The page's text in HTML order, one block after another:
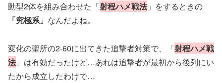
動型2体を組み合わせた「射程ハメ戦法」をするときの
「究極系」 なんだよね。
変化の聖所の2-60に出てきた追撃者対策で、「射程ハメ戦
法」は有効だったけど…あれは追撃者が最初から後列にい
たから成立したわけで…